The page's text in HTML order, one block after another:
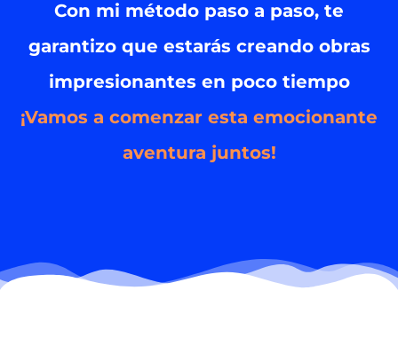
Con mi método paso a paso, te
garantizo que estarás creando obras
impresionantes en poco tiempo
¡Vamos a comenzar esta emocionante
aventura juntos!